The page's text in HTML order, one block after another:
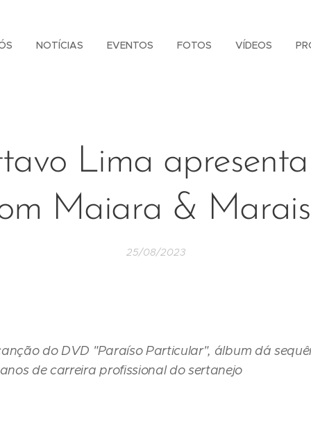
NOTÍCIAS EVENTOS FOTOS VÍDEOS
Lima
Maiara &
25/08/2023
do DVD "Paraíso Particular", álbum dá
de carreira profissional do sertanejo